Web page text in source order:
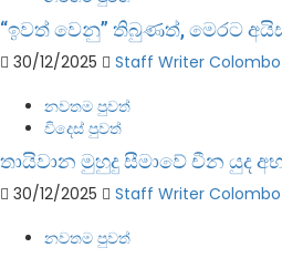
“ඉවත් වෙනු” තිබුණත්, මෙරට
30/12/2025
Staff Writer Colombo
නවතම පුවත්
විදෙස් පුවත්
තායිවාන මුහුදු සීමාවේ චීන යුද
30/12/2025
Staff Writer Colombo
නවතම පුවත්